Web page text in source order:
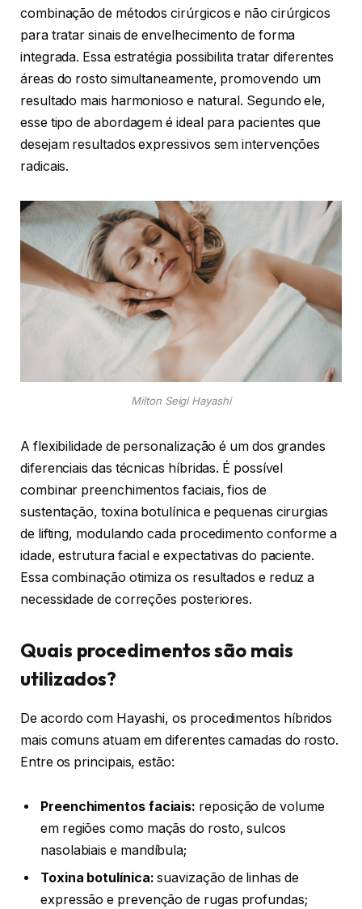
combinação de métodos cirúrgicos e não cirúrgicos
para tratar sinais de envelhecimento de forma
integrada. Essa estratégia possibilita tratar diferentes
áreas do rosto simultaneamente, promovendo um
resultado mais harmonioso e natural. Segundo ele,
esse tipo de abordagem é ideal para pacientes que
desejam resultados expressivos sem intervenções
radicais.
Milton Seigi Hayashi
A flexibilidade de personalização é um dos grandes
diferenciais das técnicas híbridas. É possível
combinar preenchimentos faciais, fios de
sustentação, toxina botulínica e pequenas cirurgias
de lifting, modulando cada procedimento conforme a
idade, estrutura facial e expectativas do paciente.
Essa combinação otimiza os resultados e reduz a
necessidade de correções posteriores.
Quais procedimentos são mais
utilizados?
De acordo com Hayashi, os procedimentos híbridos
mais comuns atuam em diferentes camadas do rosto.
Entre os principais, estão:
Preenchimentos faciais: reposição de volume
em regiões como maçãs do rosto, sulcos
nasolabiais e mandíbula;
Toxina botulínica: suavização de linhas de
expressão e prevenção de rugas profundas;